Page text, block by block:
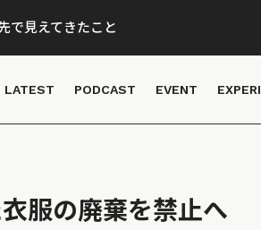
で見えてきたこと
LATEST PODCAST EVENT
服の廃棄を禁止へ